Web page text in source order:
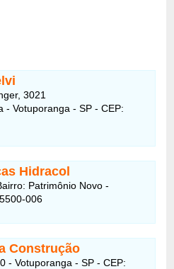
3021
- Votuporanga - SP - CEP:
Hidracol
Patrimônio Novo -
006
Construção
- Votuporanga - SP - CEP: